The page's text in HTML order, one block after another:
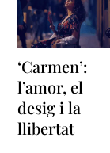
‘Carmen’:
l’amor, el
desig i la
llibertat